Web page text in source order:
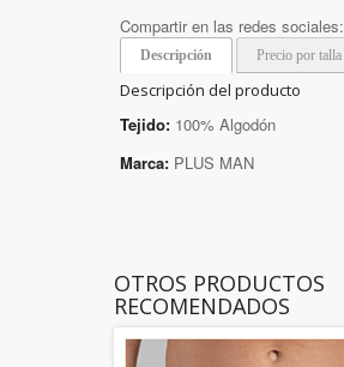
Compartir en las redes sociales:
Descripción Precio por talla
Descripción del producto
Tejido: 100% Algodón
Marca: PLUS MAN
OTROS PRODUCTOS
RECOMENDADOS